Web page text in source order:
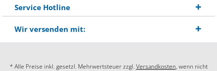
Service Hotline
Wir versenden mit:
* Alle Preise inkl. gesetzl. Mehrwertsteuer zzgl. Versandkosten, wenn nicht